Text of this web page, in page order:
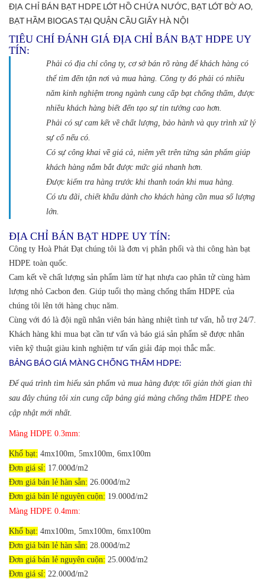
ĐỊA CHỈ BÁN BẠT HDPE LÓT HỒ CHỨA NƯỚC, BẠT LÓT BỜ AO,
BẠT HẦM BIOGAS TẠI QUẬN CẦU GIẤY HÀ NỘI
TIÊU CHÍ ĐÁNH GIÁ ĐỊA CHỈ BÁN BẠT HDPE UY
TÍN:
Phải có địa chỉ công ty, cơ sở bán rõ ràng để khách hàng có
thể tìm đến tận nơi và mua hàng. Công ty đó phải có nhiều
năm kinh nghiệm trong ngành cung cấp bạt chống thấm, được
nhiều khách hàng biết đến tạo sự tin tưởng cao hơn.
Phải có sự cam kết về chất lượng, bảo hành và quy trình xử lý
sự cố nếu có.
Có sự công khai về giá cả, niêm yết trên từng sản phẩm giúp
khách hàng nắm bắt được mức giá nhanh hơn.
Được kiểm tra hàng trước khi thanh toán khi mua hàng.
Có ưu đãi, chiết khấu dành cho khách hàng cần mua số lượng
lớn.
ĐỊA CHỈ BÁN BẠT HDPE UY TÍN:
Công ty Hoà Phát Đạt chúng tôi là đơn vị phân phối và thi công hàn bạt
HDPE toàn quốc.
Cam kết về chất lượng sản phẩm làm từ hạt nhựa cao phân tử cùng hàm
lượng nhỏ Cacbon đen. Giúp tuổi thọ màng chống thấm HDPE của
chúng tôi lên tới hàng chục năm.
Cùng với đó là đội ngũ nhân viên bán hàng nhiệt tình tư vấn, hỗ trợ 24/7.
Khách hàng khi mua bạt cần tư vấn và báo giá sản phẩm sẽ được nhân
viên kỹ thuật giàu kinh nghiệm tư vấn giải đáp mọi thắc mắc.
BẢNG BÁO GIÁ MÀNG CHỐNG THẤM HDPE:
Để quá trình tìm hiểu sản phẩm và mua hàng được tối giản thời gian thì
sau đây chúng tôi xin cung cấp bảng giá màng chống thấm HDPE theo
cập nhật mới nhất.
Màng HDPE 0.3mm:
Khổ bạt: 4mx100m, 5mx100m, 6mx100m
Đơn giá sỉ: 17.000đ/m2
Đơn giá bán lẻ hàn sẵn: 26.000đ/m2
Đơn giá bán lẻ nguyên cuộn: 19.000đ/m2
Màng HDPE 0.4mm:
Khổ bạt: 4mx100m, 5mx100m, 6mx100m
Đơn giá bán lẻ hàn sẵn: 28.000đ/m2
Đơn giá bán lẻ nguyên cuộn: 25.000đ/m2
Đơn giá sỉ: 22.000đ/m2